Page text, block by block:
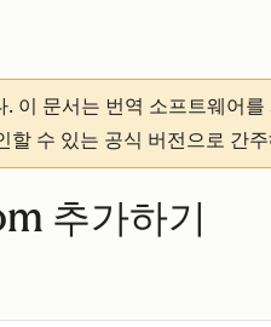
. 이 문서는 번역 소프트웨어
할 수 있는 공식 버전으로 간
추가하기